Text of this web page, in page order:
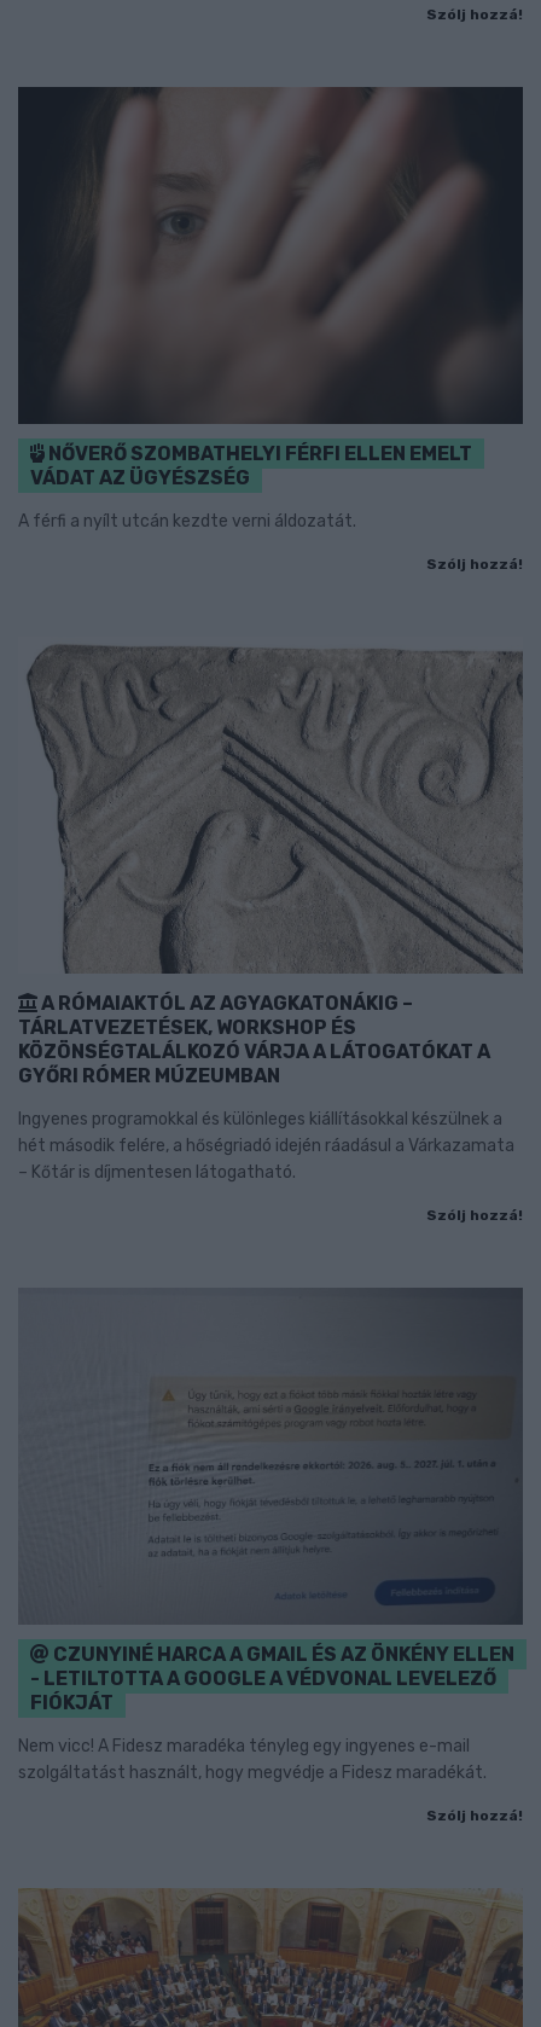
Szólj hozzá!
NŐVERŐ SZOMBATHELYI FÉRFI ELLEN EMELT
VÁDAT AZ ÜGYÉSZSÉG
A férfi a nyílt utcán kezdte verni áldozatát.
Szólj hozzá!
A RÓMAIAKTÓL AZ AGYAGKATONÁKIG –
TÁRLATVEZETÉSEK, WORKSHOP ÉS
KÖZÖNSÉGTALÁLKOZÓ VÁRJA A LÁTOGATÓKAT A
GYŐRI RÓMER MÚZEUMBAN
Ingyenes programokkal és különleges kiállításokkal készülnek a
hét második felére, a hőségriadó idején ráadásul a Várkazamata
– Kőtár is díjmentesen látogatható.
Szólj hozzá!
CZUNYINÉ HARCA A GMAIL ÉS AZ ÖNKÉNY ELLEN
- LETILTOTTA A GOOGLE A VÉDVONAL LEVELEZŐ
FIÓKJÁT
Nem vicc! A Fidesz maradéka tényleg egy ingyenes e-mail
szolgáltatást használt, hogy megvédje a Fidesz maradékát.
Szólj hozzá!